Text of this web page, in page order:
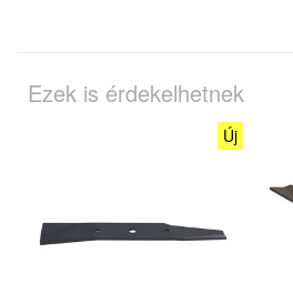
Ezek is érdekelhetnek
Új